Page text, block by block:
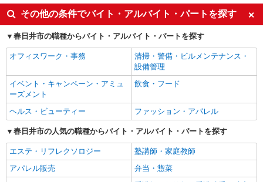
その他の条件でバイト・アルバイト・パートを探す
春日井市の職種からバイト・アルバイト・パートを探す
オフィスワーク・事務
清掃・警備・ビルメンテナンス・
設備管理
イベント・キャンペーン・アミュ
ーズメント
飲食・フード
ヘルス・ビューティー ファッション・アパレル
春日井市の人気の職種からバイト・アルバイト・パートを探す
エステ・リフレクソロジー
塾講師・家庭教師
アパレル販売
弁当・惣菜